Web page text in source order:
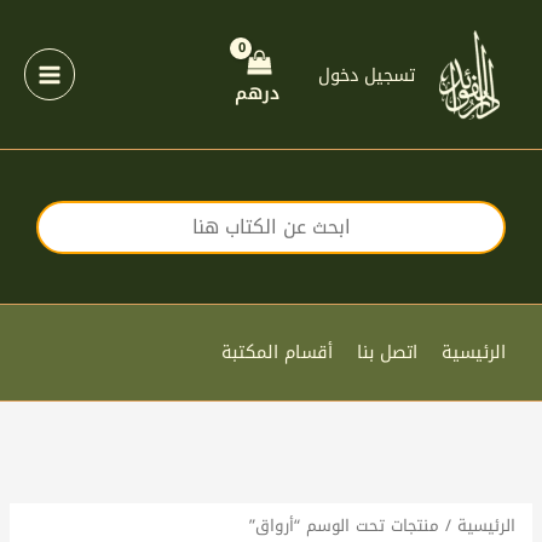
المحتوى
تسجيل دخول
درهم
الرئيسية اتصل بنا أقسام المكتبة
الرئيسية / منتجات تحت الوسم “أرواق”